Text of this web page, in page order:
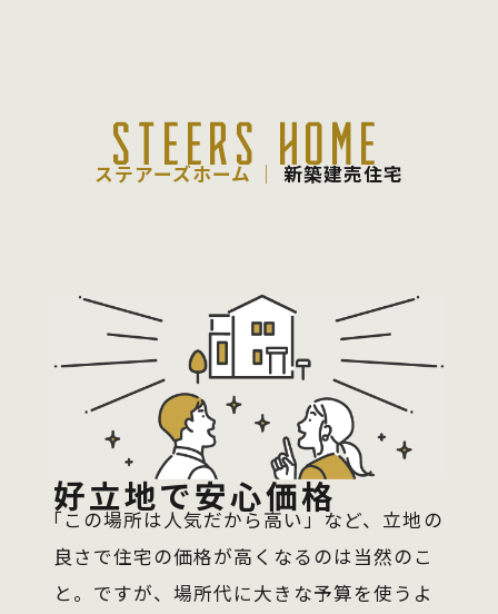
STEERS HOME
ステアーズホーム │新築建売住宅
好立地で安心価格
「この場所は人気だから高い」など、立地の
良さで住宅の価格が高くなるのは当然のこ
と。ですが、場所代に大きな予算を使うよ